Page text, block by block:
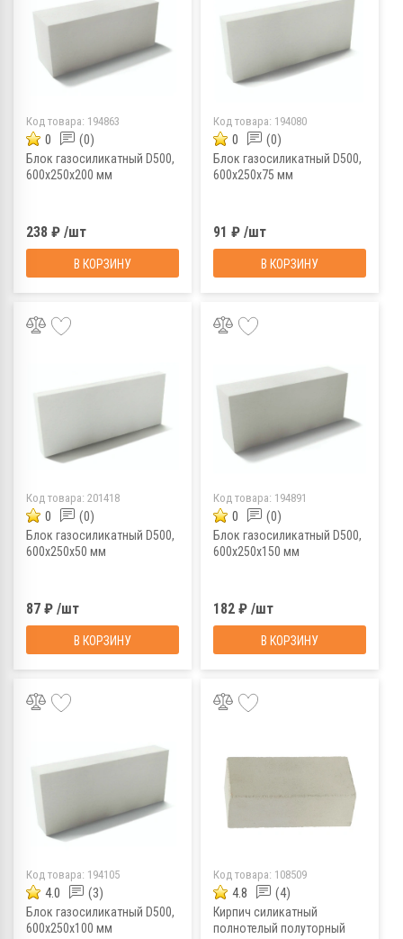
Код товара: 194863
0 (0)
Блок газосиликатный D500,
600х250х200 мм
238 ₽ /шт
В КОРЗИНУ
Код товара: 194080
0 (0)
Блок газосиликатный D500,
600х250х75 мм
91 ₽ /шт
В КОРЗИНУ
Код товара: 201418
0 (0)
Блок газосиликатный D500,
600х250х50 мм
87 ₽ /шт
В КОРЗИНУ
Код товара: 194891
0 (0)
Блок газосиликатный D500,
600х250х150 мм
182 ₽ /шт
В КОРЗИНУ
Код товара: 194105
4.0 (3)
Блок газосиликатный D500,
600х250х100 мм
Код товара: 108509
4.8 (4)
Кирпич силикатный
полнотелый полуторный